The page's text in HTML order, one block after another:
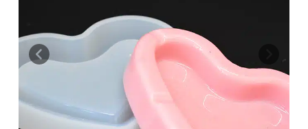
Previous Next